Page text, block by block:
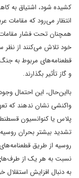
کشیده شود، اشتیاق به
انتظار می‌رود که مقامات
همچنان تحت ‌فشار مقامات
خود تلاش می‌کنند از نظر
قطعنامه‌های مربوط به
و گاز تأثیر بگذارند.
بااین‌حال، این احتمال
واکنشی نشان ندهند که
پلاس یا کنوانسیون
تشدید بیشتر بحران
روسیه از طریق
نسبت به هر یک از طرف‌های
به دنبال افزایش